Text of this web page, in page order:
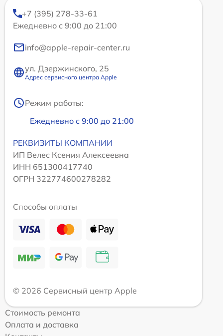
+7 (395) 278-33-61
Ежедневно с 9:00 до 21:00
info@apple-repair-center.ru
ул. Дзержинского, 25
Адрес сервисного центра Apple
Режим работы:
Ежедневно с 9:00 до 21:00
РЕКВИЗИТЫ КОМПАНИИ
ИП Велес Ксения Алексеевна
ИНН 651300417740
ОГРН 322774600278282
Способы оплаты
© 2026 Сервисный центр Apple
Стоимость ремонта
Оплата и доставка